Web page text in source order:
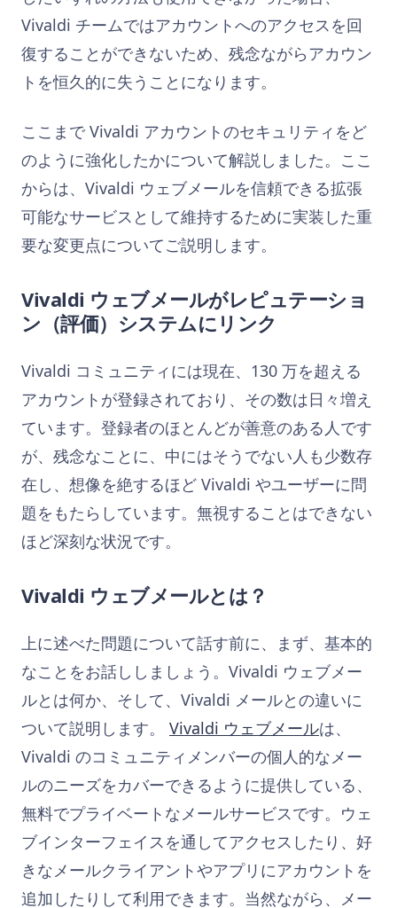
Vivaldi チームではアカウントへのアクセスを回
復することができないため、残念ながらアカウン
トを恒久的に失うことになります。
ここまで Vivaldi アカウントのセキュリティをど
のように強化したかについて解説しました。ここ
からは、Vivaldi ウェブメールを信頼できる拡張
可能なサービスとして維持するために実装した重
要な変更点についてご説明します。
Vivaldi ウェブメールがレピュテーショ
ン（評価）システムにリンク
Vivaldi コミュニティには現在、130 万を超える
アカウントが登録されており、その数は日々増え
ています。登録者のほとんどが善意のある人です
が、残念なことに、中にはそうでない人も少数存
在し、想像を絶するほど Vivaldi やユーザーに問
題をもたらしています。無視することはできない
ほど深刻な状況です。
Vivaldi ウェブメールとは？
上に述べた問題について話す前に、まず、基本的
なことをお話ししましょう。Vivaldi ウェブメー
ルとは何か、そして、Vivaldi メールとの違いに
ついて説明します。 Vivaldi ウェブメールは、
Vivaldi のコミュニティメンバーの個人的なメー
ルのニーズをカバーできるように提供している、
無料でプライベートなメールサービスです。ウェ
ブインターフェイスを通してアクセスしたり、好
きなメールクライアントやアプリにアカウントを
追加したりして利用できます。当然ながら、メー